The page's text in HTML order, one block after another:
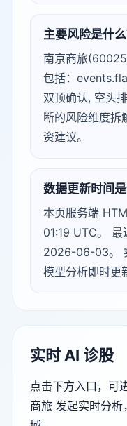
主要风险是什么
南京商旅
包括：
双顶确认, 空头
断的风险维度拆
资建议。
数据更新时间是
本页服务端
01:19 UTC。
2026-06-03。
模型分析即时更
实时 AI 诊股
点击下方入口，可
商旅 发起实时分析